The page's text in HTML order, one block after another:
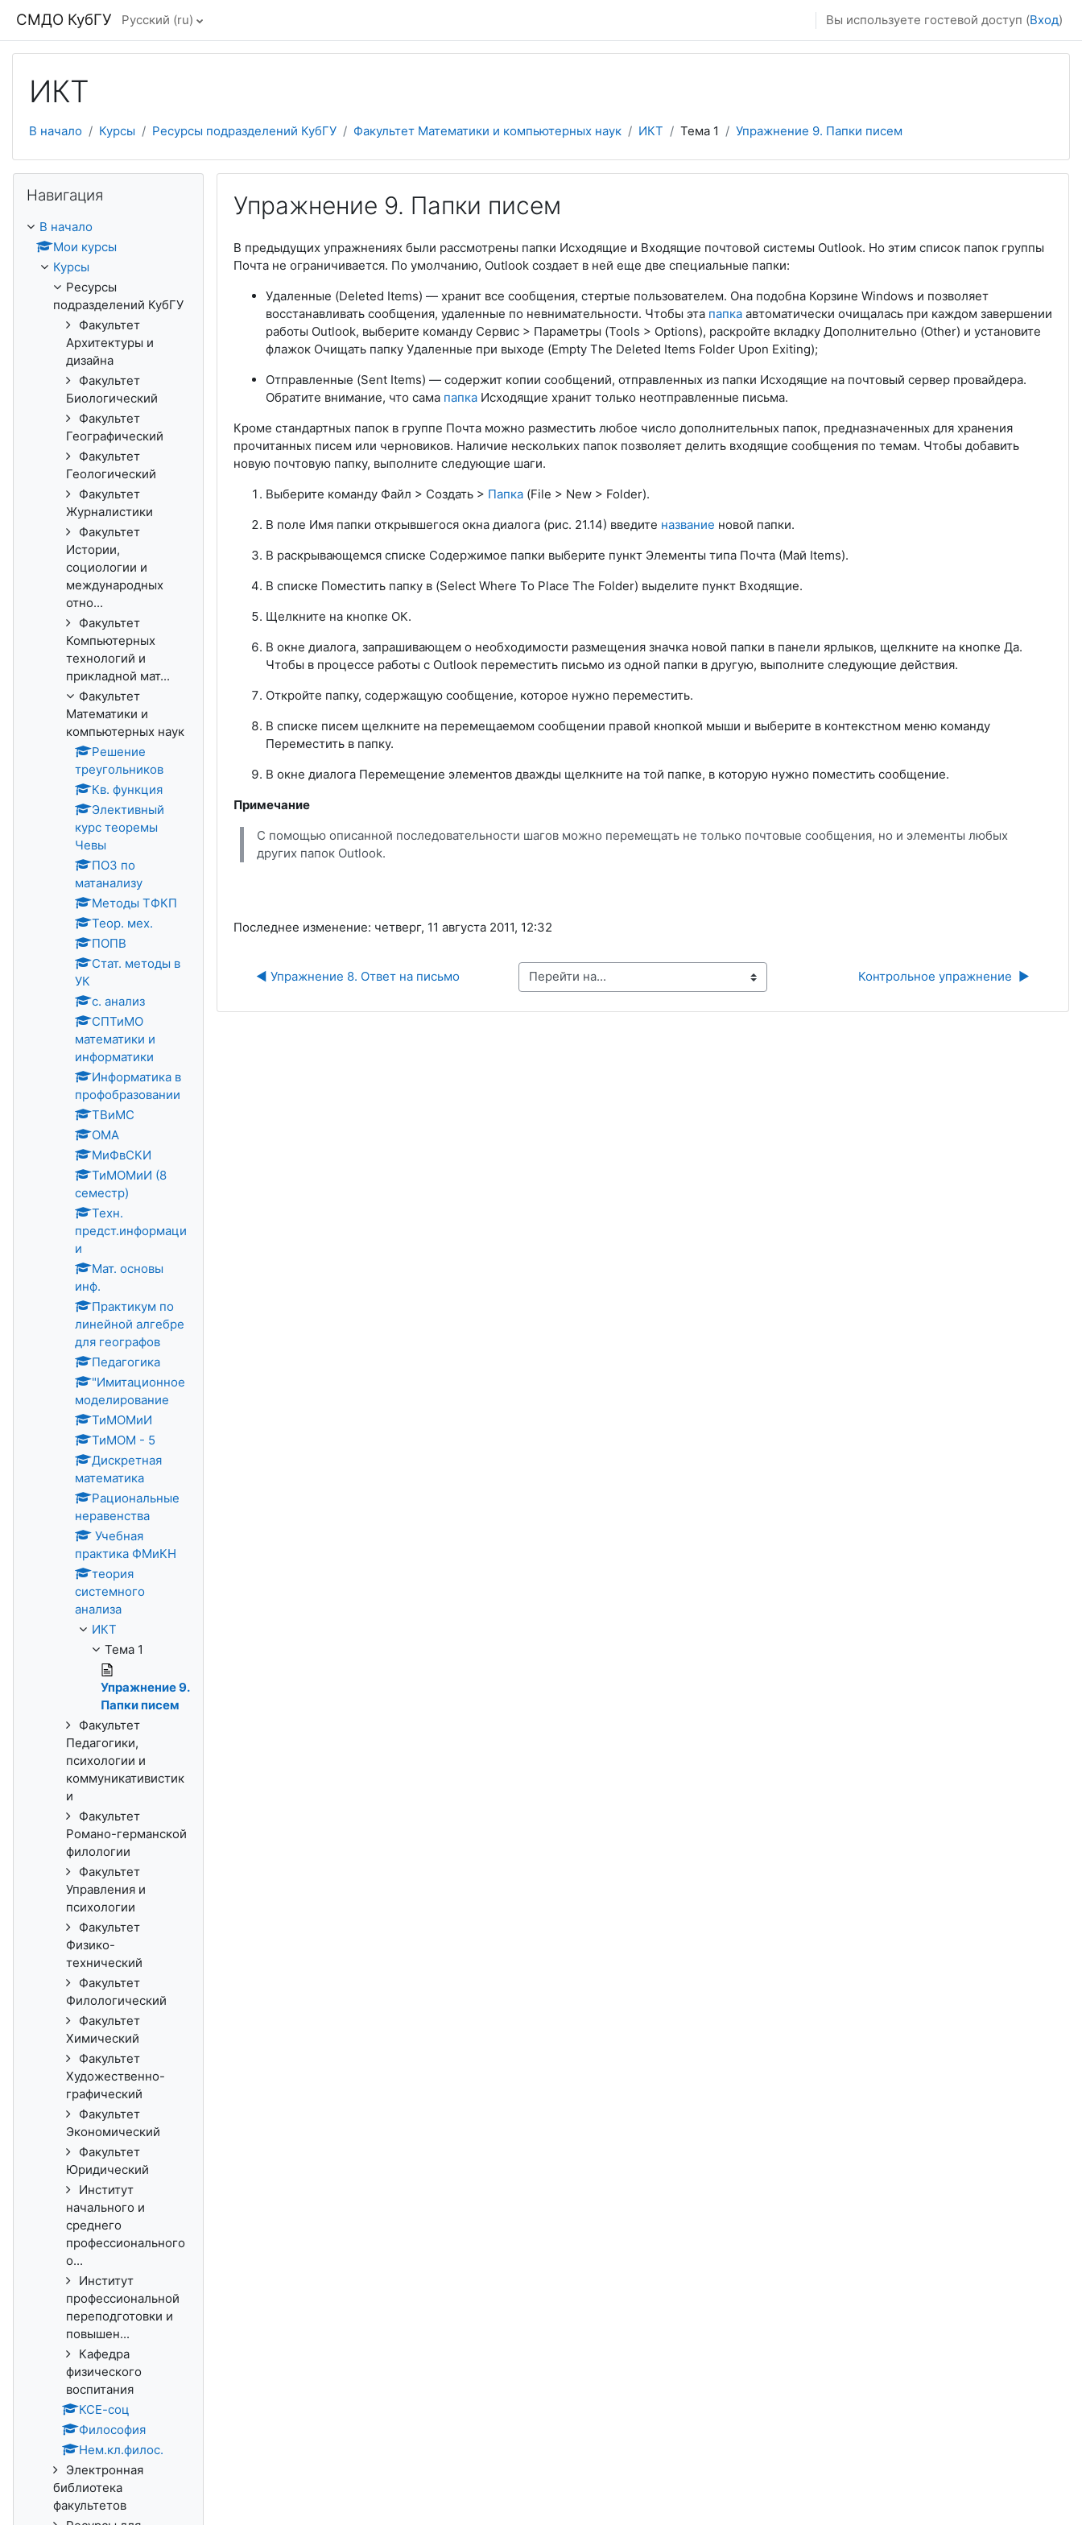
СМДО КубГУ Русский ‎(ru)‎ Вы используете гостевой доступ (Вход)
ИКТ
В начало Курсы Ресурсы подразделений КубГУ Факультет Математики и компьютерных наук ИКТ Тема 1 Упражнение 9. Папки писем
Упражнение 9. Папки писем
В предыдущих упражнениях были рассмотрены папки Исходящие и Входящие почтовой системы Outlook. Но этим список папок группы
Почта не ограничивается. По умолчанию, Outlook создает в ней еще две специальные папки:
Удаленные (Deleted Items) — хранит все сообщения, стертые пользователем. Она подобна Корзине Windows и позволяет
восстанавливать сообщения, удаленные по невнимательности. Чтобы эта папкаавтоматически очищалась при каждом завершении
работы Outlook, выберите команду Сервис > Параметры (Tools > Options), раскройте вкладку Дополнительно (Other) и установите
флажок Очищать папку Удаленные при выходе (Empty The Deleted Items Folder Upon Exiting);
Отправленные (Sent Items) — содержит копии сообщений, отправленных из папки Исходящие на почтовый сервер провайдера.
Обратите внимание, что сама папкаИсходящие хранит только неотправленные письма.
Кроме стандартных папок в группе Почта можно разместить любое число дополнительных папок, предназначенных для хранения
прочитанных писем или черновиков. Наличие нескольких папок позволяет делить входящие сообщения по темам. Чтобы добавить
новую почтовую папку, выполните следующие шаги.
Выберите команду Файл > Создать > Папка(File > New > Folder).
В поле Имя папки открывшегося окна диалога (рис. 21.14) введите название новой папки.
В раскрывающемся списке Содержимое папки выберите пункт Элементы типа Почта (Май Items).
В списке Поместить папку в (Select Where To Place The Folder) выделите пункт Входящие.
Щелкните на кнопке ОК.
В окне диалога, запрашивающем о необходимости размещения значка новой папки в панели ярлыков, щелкните на кнопке Да.
Чтобы в процессе работы с Outlook переместить письмо из одной папки в другую, выполните следующие действия.
Откройте папку, содержащую сообщение, которое нужно переместить.
В списке писем щелкните на перемещаемом сообщении правой кнопкой мыши и выберите в контекстном меню команду
Переместить в папку.
В окне диалога Перемещение элементов дважды щелкните на той папке, в которую нужно поместить сообщение.
Примечание
С помощью описанной последовательности шагов можно перемещать не только почтовые сообщения, но и элементы любых
других папок Outlook.
Последнее изменение: четверг, 11 августа 2011, 12:32
◀︎ Упражнение 8. Ответ на письмо Перейти на... Контрольное упражнение  ▶︎
Навигация
В начало
Мои курсы
Курсы
Ресурсы
подразделений КубГУ
Факультет
Архитектуры и
дизайна
Факультет
Биологический
Факультет
Географический
Факультет
Геологический
Факультет
Журналистики
Факультет
Истории,
социологии и
международных
отно...
Факультет
Компьютерных
технологий и
прикладной мат...
Факультет
Математики и
компьютерных наук
Решение
треугольников
Кв. функция
Элективный
курс теоремы
Чевы
ПОЗ по
матанализу
Методы ТФКП
Теор. мех.
ПОПВ
Стат. методы в
УК
с. анализ
СПТиМО
математики и
информатики
Информатика в
профобразовании
ТВиМС
ОМА
МиФвСКИ
ТиМОМиИ (8
семестр)
Техн.
предст.информаци
и
Мат. основы
инф.
Практикум по
линейной алгебре
для географов
Педагогика
"Имитационное
моделирование
ТиМОМиИ
ТиМОМ - 5
Дискретная
математика
Рациональные
неравенства
Учебная
практика ФМиКН
теория
системного
анализа
ИКТ
Тема 1
Упражнение 9.
Папки писем
Факультет
Педагогики,
психологии и
коммуникативистик
и
Факультет
Романо-германской
филологии
Факультет
Управления и
психологии
Факультет
Физико-
технический
Факультет
Филологический
Факультет
Химический
Факультет
Художественно-
графический
Факультет
Экономический
Факультет
Юридический
Институт
начального и
среднего
профессионального
о...
Институт
профессиональной
переподготовки и
повышен...
Кафедра
физического
воспитания
КСЕ-соц
Философия
Нем.кл.филос.
Электронная
библиотека
факультетов